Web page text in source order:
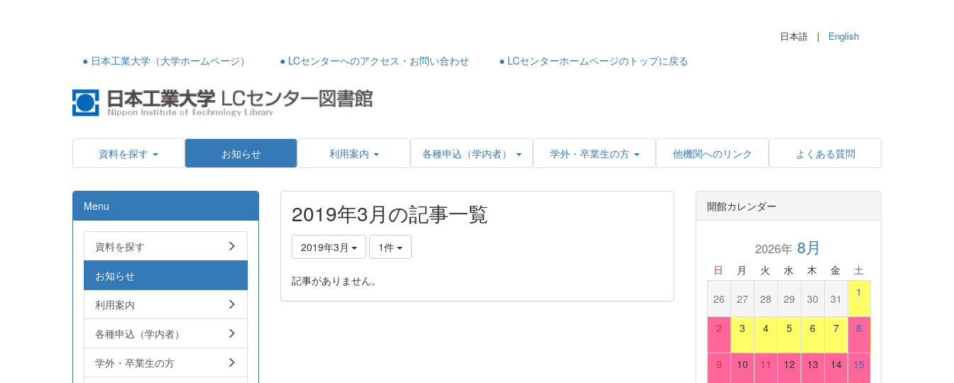
日本語 | English
● 日本工業大学（大学ホームページ） ● LCセンターへのアクセス・お問い合わせ ● LCセンターホームページのトップに戻る
資料を探す お知らせ 利用案内 各種申込（学内者） 学外・卒業生の方 他機関へのリンク よくある質問
2019年3月の記事一覧
2019年3月 1件
記事がありません。
Menu
資料を探す
お知らせ
利用案内
各種申込（学内者）
学外・卒業生の方
開館カレンダー
2026年 8月
日 月 火 水 木 金 土
26 27 28 29 30 31 1
2 3 4 5 6 7 8
9 10 11 12 13 14 15